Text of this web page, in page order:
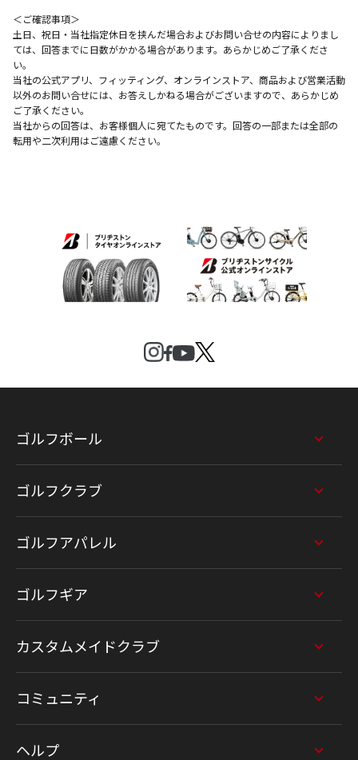
＜ご確認事項＞
土日、祝日・当社指定休日を挟んだ場合およびお問い合せの内容によりまし
ては、回答までに日数がかかる場合があります。あらかじめご了承くださ
い。
当社の公式アプリ、フィッティング、オンラインストア、商品および営業活動
以外のお問い合せには、お答えしかねる場合がございますので、あらかじめ
ご了承ください。
当社からの回答は、お客様個人に宛てたものです。回答の一部または全部の
転用や二次利用はご遠慮ください。
ゴルフボール
ゴルフクラブ
ゴルフアパレル
ゴルフギア
カスタムメイドクラブ
コミュニティ
ヘルプ